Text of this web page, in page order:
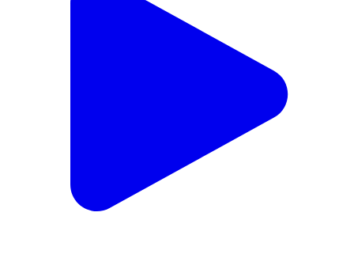
कांवड़ियों की बात सुनकर अखिलेश के छूट जाएंगे पसीने!
#kanwaryatra #bhakti #shiv #viralreels #reels